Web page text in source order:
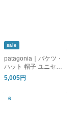
sale
patagonia｜バケツ・
ハット 帽子 ユニセッ
クス Bucket Hat 3359
5 パタゴニア
5,005円